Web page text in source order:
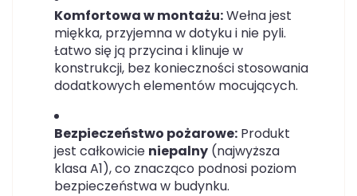
Komfortowa w montażu:Wełna jest
miękka, przyjemna w dotyku i nie pyli.
Łatwo się ją przycina i klinuje w
konstrukcji, bez konieczności stosowania
dodatkowych elementów mocujących.
Bezpieczeństwo pożarowe: Produkt
jest całkowicie niepalny (najwyższa
klasa A1), co znacząco podnosi poziom
bezpieczeństwa w budynku.